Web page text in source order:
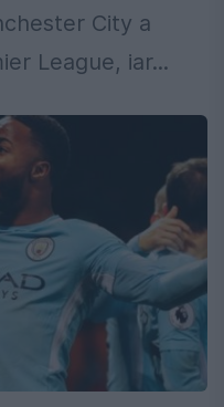
City a
League, iar...